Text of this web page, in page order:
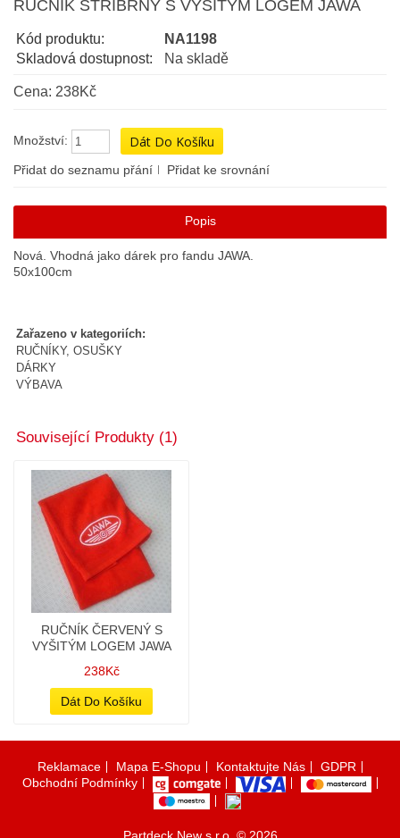
RUČNÍK STŘÍBRNÝ S VYŠITÝM LOGEM JAWA
Kód produktu:
NA1198
Skladová dostupnost:
Na skladě
Cena: 238Kč
Množství:
Přidat do seznamu přání Přidat ke srovnání
Popis
Nová. Vhodná jako dárek pro fandu JAWA.
50x100cm
Zařazeno v kategoriích:
RUČNÍKY, OSUŠKY
DÁRKY
VÝBAVA
Související Produkty (1)
RUČNÍK ČERVENÝ S
VYŠITÝM LOGEM JAWA
238Kč
Dát Do Košíku
Reklamace Mapa E-Shopu Kontaktujte Nás
GDPR
Obchodní Podmínky